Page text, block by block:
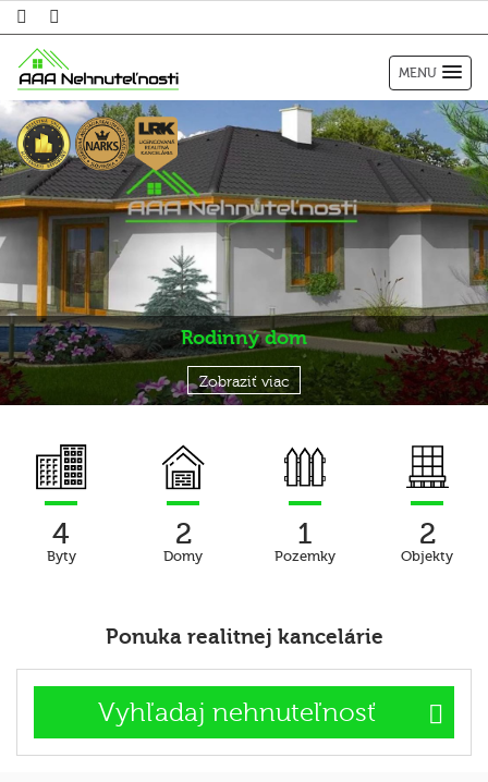
MENU
Rodinný dom
Zobraziť viac
4
Byty
2
Domy
1
Pozemky
2
Objekty
Ponuka realitnej kancelárie
Vyhľadaj nehnuteľnosť